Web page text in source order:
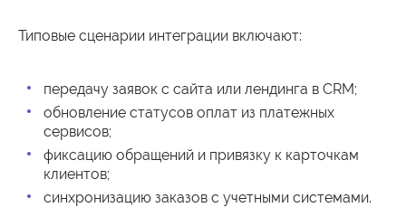
Типовые сценарии интеграции включают:
передачу заявок с сайта или лендинга в CRM;
обновление статусов оплат из платежных
сервисов;
фиксацию обращений и привязку к карточкам
клиентов;
синхронизацию заказов с учетными системами.